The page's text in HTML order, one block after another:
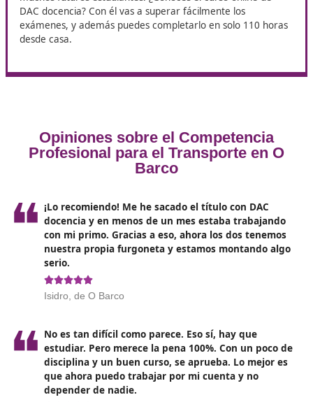
titulado como gestor de transporte, quien aporta su
certificación y habilita a la compañía para ejercer
actividad.
Estas vías garantizan que quienes operan en el sector
Requisitos y modalidades de
acceso
Para acceder a estos cursos,
según la academia o centro formativo que los
educación secundaria obligatoria (ESO) o equivalente
algunos casos, un permiso de conducir adecuado al
transporte que se pretende gestionar.
Con la llegada de la era digital,